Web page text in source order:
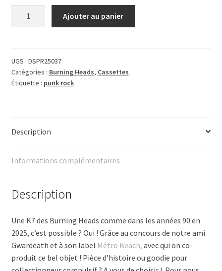
Heads
-
Passion-
Ajouter au panier
UGS : DSPR25037
Catégories : Burning Heads, Cassettes
Étiquette : punk rock
Description
Informations complémentaires
Description
Une K7 des Burning Heads comme dans les années 90 en
2025, c’est possible ? Oui ! Grâce au concours de notre ami
Gwardeath et à son label Métro Beach, avec qui on co-
produit ce bel objet ! Pièce d’histoire ou goodie pour